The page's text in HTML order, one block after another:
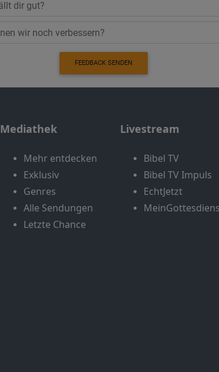
FEEDBACK SENDEN
Mediathek
Mehr entdecken
Exklusiv
Genres
Alle Sendungen
Letzte Chance
Livestream
Bibel TV
Bibel TV Impuls
EchtJetzt